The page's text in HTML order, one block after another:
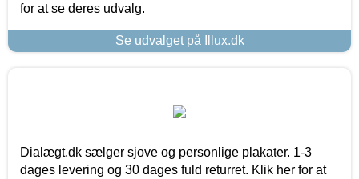
for at se deres udvalg.
Se udvalget på Illux.dk
Dialægt.dk sælger sjove og personlige plakater. 1-3
dages levering og 30 dages fuld returret. Klik her for at